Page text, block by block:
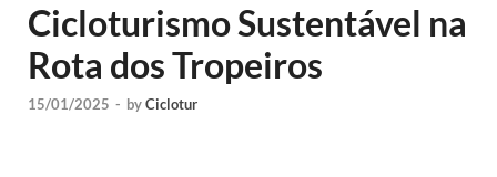
Cicloturismo Sustentável na
Rota dos Tropeiros
15/01/2025 - byCiclotur